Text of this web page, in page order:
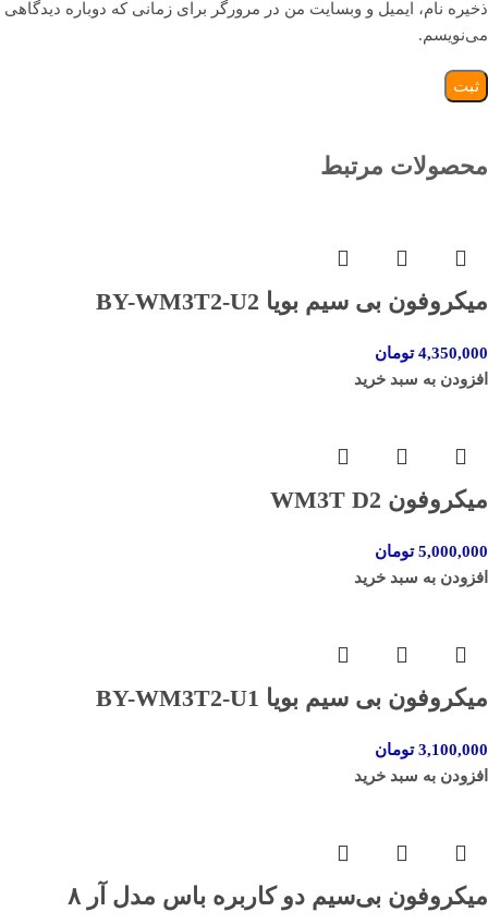
ذخیره نام، ایمیل و وبسایت من در مرورگر برای زمانی که دوباره دیدگاهی
می‌نویسم.
محصولات مرتبط
میکروفون بی سیم بویا BY-WM3T2-U2
4,350,000 تومان
افزودن به سبد خرید
میکروفون WM3T D2
5,000,000 تومان
افزودن به سبد خرید
میکروفون بی سیم بویا BY-WM3T2-U1
3,100,000 تومان
افزودن به سبد خرید
میکروفون بی‌سیم دو کاربره باس مدل آر ٨